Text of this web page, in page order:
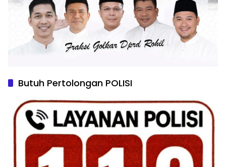
Butuh Pertolongan POLISI